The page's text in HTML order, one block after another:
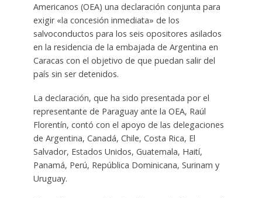
Americanos (OEA) una declaración conjunta para
exigir «la concesión inmediata» de los
salvoconductos para los seis opositores asilados
en la residencia de la embajada de Argentina en
Caracas con el objetivo de que puedan salir del
país sin ser detenidos.
La declaración, que ha sido presentada por el
representante de Paraguay ante la OEA, Raúl
Florentín, contó con el apoyo de las delegaciones
de Argentina, Canadá, Chile, Costa Rica, El
Salvador, Estados Unidos, Guatemala, Haití,
Panamá, Perú, República Dominicana, Surinam y
Uruguay.